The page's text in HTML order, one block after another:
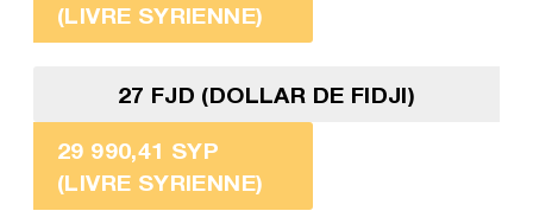
(LIVRE SYRIENNE)
27 FJD (DOLLAR DE FIDJI)
29 990,41 SYP
(LIVRE SYRIENNE)